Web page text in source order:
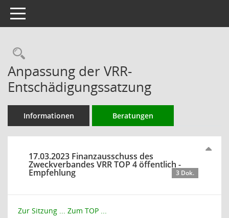
Toggle navigation
Rechercheauswahl
Anpassung der VRR-
Entschädigungssatzung
Informationen Beratungen
17.03.2023 Finanzausschuss des
Zweckverbandes VRR TOP 4 öffentlich -
Empfehlung 3 Dok.
Zur Sitzung ... Zum TOP ...